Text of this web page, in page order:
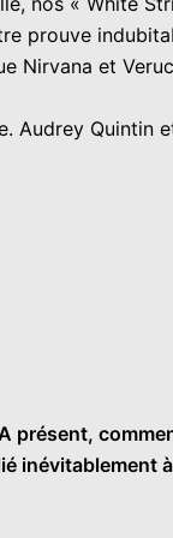
prouve
Nirvana et
Audrey Quintin
présent,
inévitablement